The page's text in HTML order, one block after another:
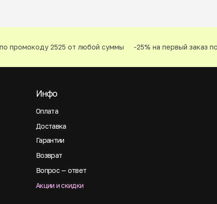
промокоду 2525 от любой суммы -25% на первый заказ
Оплата
Инфо
Доставка
Гарантии
Возврат
Вопрос — ответ
Акции и скидки